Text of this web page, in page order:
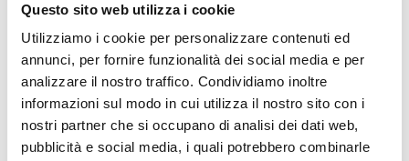
Questo sito web utilizza i cookie
Utilizziamo i cookie per personalizzare contenuti ed
annunci, per fornire funzionalità dei social media e per
analizzare il nostro traffico. Condividiamo inoltre
informazioni sul modo in cui utilizza il nostro sito con i
nostri partner che si occupano di analisi dei dati web,
pubblicità e social media, i quali potrebbero combinarle